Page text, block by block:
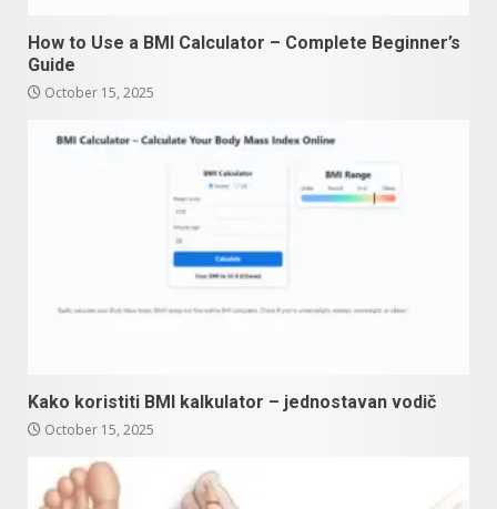
How to Use a BMI Calculator – Complete Beginner’s
Guide
October 15, 2025
Kako koristiti BMI kalkulator – jednostavan vodič
October 15, 2025